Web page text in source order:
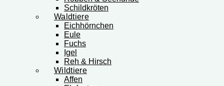
Schildkröten
Waldtiere
Eichhörnchen
Eule
Fuchs
Igel
Reh & Hirsch
Wildtiere
Affen